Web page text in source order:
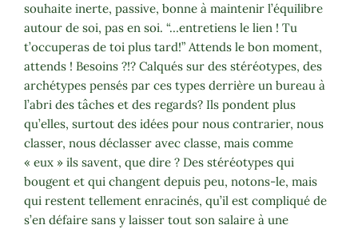
souhaite inerte, passive, bonne à maintenir l’équilibre
autour de soi, pas en soi. “…entretiens le lien ! Tu
t’occuperas de toi plus tard!” Attends le bon moment,
attends ! Besoins ?!? Calqués sur des stéréotypes, des
archétypes pensés par ces types derrière un bureau à
l’abri des tâches et des regards? Ils pondent plus
qu’elles, surtout des idées pour nous contrarier, nous
classer, nous déclasser avec classe, mais comme
« eux » ils savent, que dire ? Des stéréotypes qui
bougent et qui changent depuis peu, notons-le, mais
qui restent tellement enracinés, qu’il est compliqué de
s’en défaire sans y laisser tout son salaire à une